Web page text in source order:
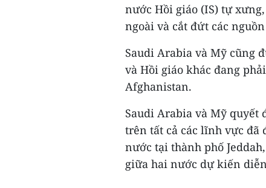
nước Hồi giáo (IS) tự
ngoài và cắt đứt các
Saudi Arabia và Mỹ cũng
và Hồi giáo khác đang
Afghanistan.
Saudi Arabia và Mỹ quyết
trên tất cả các lĩnh vực đã
nước tại thành phố
giữa hai nước dự kiến